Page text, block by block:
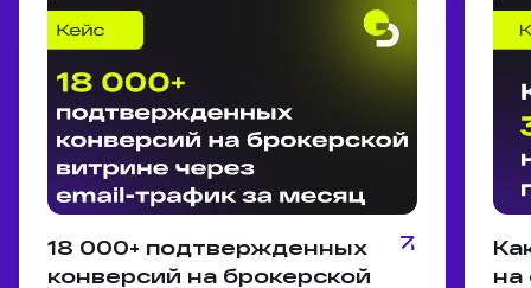
18 000+ подтвержденных
конверсий на брокерской
на